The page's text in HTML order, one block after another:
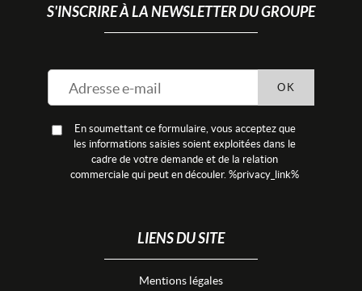
S'INSCRIRE À LA NEWSLETTER DU GROUPE
En soumettant ce formulaire, vous acceptez que
les informations saisies soient exploitées dans le
cadre de votre demande et de la relation
commerciale qui peut en découler. %privacy_link%
OK
LIENS DU SITE
Mentions légales